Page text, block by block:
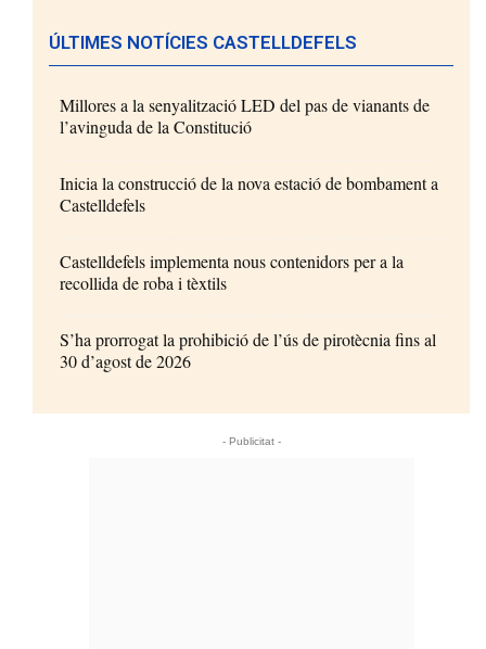
ÚLTIMES NOTÍCIES CASTELLDEFELS
Millores a la senyalització LED del pas de vianants de
l’avinguda de la Constitució
Inicia la construcció de la nova estació de bombament a
Castelldefels
Castelldefels implementa nous contenidors per a la
recollida de roba i tèxtils
S’ha prorrogat la prohibició de l’ús de pirotècnia fins al
30 d’agost de 2026
- Publicitat -